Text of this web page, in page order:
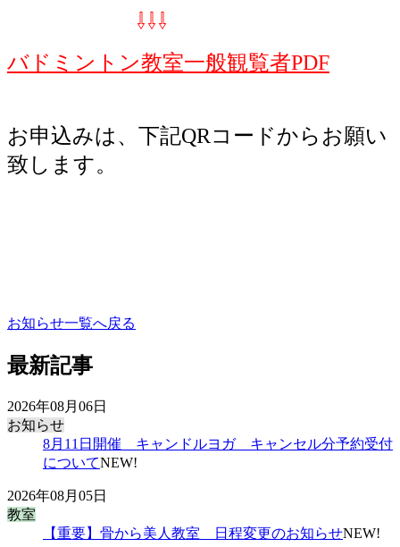
⇩⇩⇩
バドミントン教室一般観覧者PDF
お申込みは、下記QRコードからお願い
致します。
お知らせ一覧へ戻る
最新記事
2026年08月06日
お知らせ
8月11日開催 キャンドルヨガ キャンセル分予約受付
についてNEW!
2026年08月05日
教室
【重要】骨から美人教室 日程変更のお知らせNEW!